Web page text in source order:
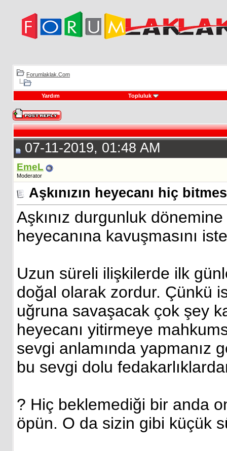
Forumlaklak.Com
Yardım Topluluk
07-11-2019, 01:48 AM
EmeL
Moderator
Aşkınızın heyecanı hiç
Aşkınız durgunluk
heyecanına kavuşmasını
Uzun süreli ilişkilerde ilk
doğal olarak zordur. Çünkü
uğruna savaşacak çok şey
heyecanı yitirmeye
sevgi anlamında yapmanız
bu sevgi dolu
? Hiç beklemediği bir anda
öpün. O da sizin gibi küçük